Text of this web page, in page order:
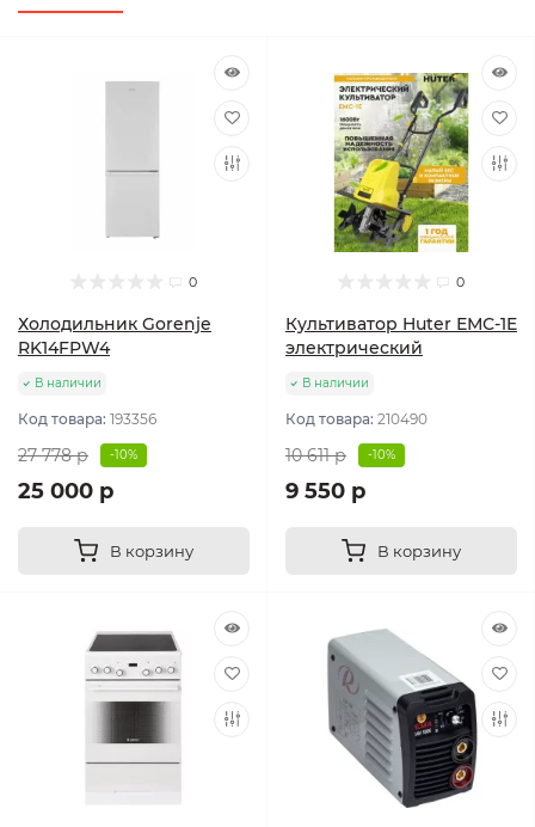
0
Холодильник Gorenje
RK14FPW4
В наличии
Код товара: 193356
27 778 р -10%
25 000 р
В корзину
0
Культиватор Huter ЕМС-1E
электрический
В наличии
Код товара: 210490
10 611 р -10%
9 550 р
В корзину